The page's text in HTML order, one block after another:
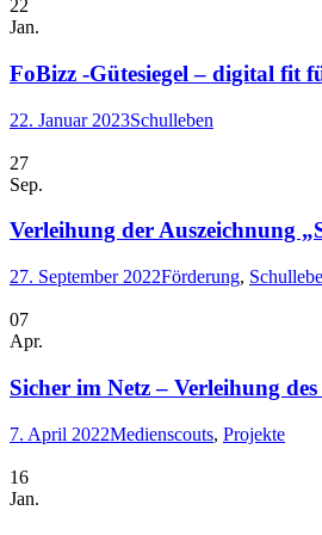
22
Jan.
FoBizz -Gütesiegel – digital fit
22. Januar 2023Schulleben
27
Sep.
Verleihung der Auszeichnung
27. September 2022Förderung,
07
Apr.
Sicher im Netz – Verleihung des
7. April 2022Medienscouts, Projekte
16
Jan.